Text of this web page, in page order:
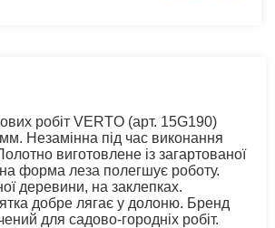
робіт VERTO (арт. 15G190)
Незамінна під час виконання
виготовлене із загартованої
форма леза полегшує роботу.
деревини, на заклепках.
добре лягає у долоню. Бренд
для садово-городніх робіт.